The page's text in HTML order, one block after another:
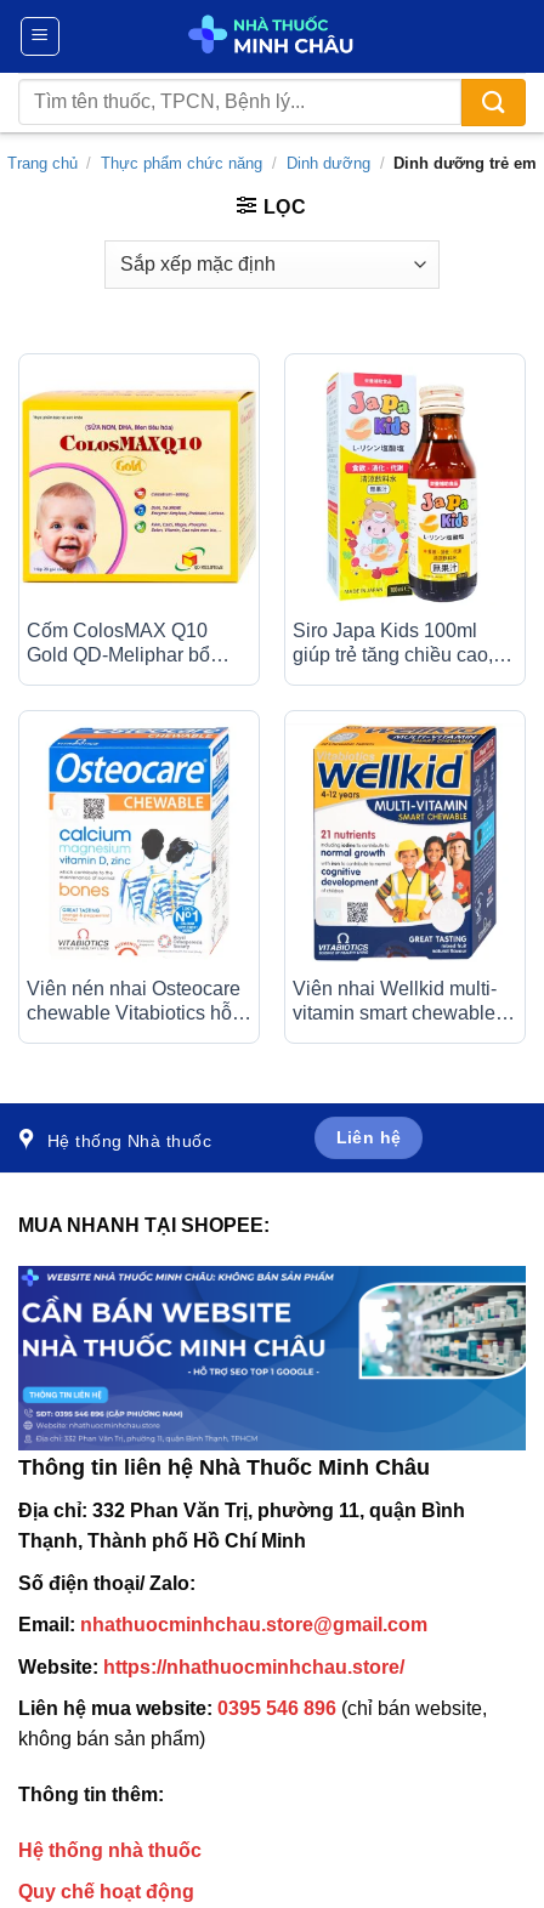
Chuyển
nội
dung
Tìm
kiếm:
Trang chủ / Thực phẩm chức năng / Dinh dưỡng / Dinh dưỡng trẻ em
LỌC
Cốm ColosMAX Q10
Gold QD-Meliphar bổ
sung sữa non và vi chất
(20 gói)
Siro Japa Kids 100ml
giúp trẻ tăng chiều cao,
tăng cường hệ miễn dịch
Viên nén nhai Osteocare
chewable Vitabiotics hỗ
Viên nhai Wellkid multi-
vitamin smart chewable 4-
Hệ thống Nhà thuốc Liên hệ
MUA NHANH TẠI SHOPEE:
Thông tin liên hệ Nhà Thuốc Minh Châu
Địa chỉ: 332 Phan Văn Trị, phường 11, quận Bình
Thạnh, Thành phố Hồ Chí Minh
Số điện thoại/ Zalo:
Email: nhathuocminhchau.store@gmail.com
Website: https://nhathuocminhchau.store/
Liên hệ mua website: 0395 546 896 (chỉ bán website,
không bán sản phẩm)
Thông tin thêm:
Hệ thống nhà thuốc
Quy chế hoạt động